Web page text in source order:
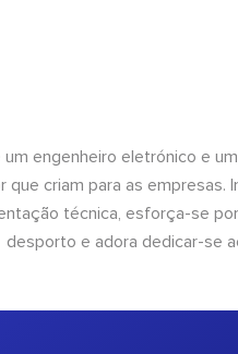
um engenheiro eletrónico e
que criam para as
técnica, esforça-se
desporto e adora dedicar-se